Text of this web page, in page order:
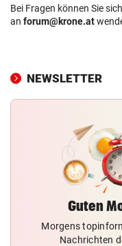
Bei Fragen können Sie
an forum@krone.at
NEWSLETTER
Guten
Morgens
Nachrichten